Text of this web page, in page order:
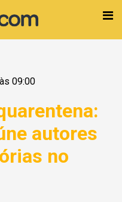
09:00
autores
no